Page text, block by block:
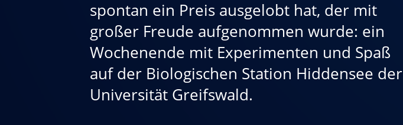
spontan ein Preis ausgelobt hat, der mit
großer Freude aufgenommen wurde: ein
Wochenende mit Experimenten und Spaß
auf der Biologischen Station Hiddensee der
Universität Greifswald.